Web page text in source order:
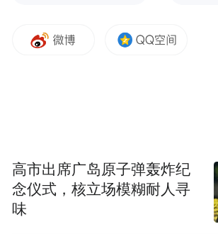
高市出席广岛原子弹轰炸纪
念仪式，核立场模糊耐人寻
味